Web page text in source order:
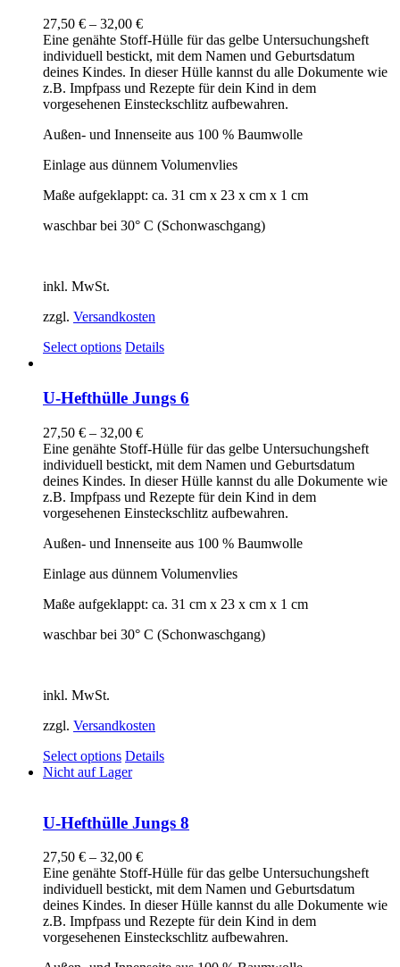
27,50 € – 32,00 €
Eine genähte Stoff-Hülle für das gelbe Untersuchungsheft
individuell bestickt, mit dem Namen und Geburtsdatum
deines Kindes. In dieser Hülle kannst du alle Dokumente wie
z.B. Impfpass und Rezepte für dein Kind in dem
vorgesehenen Einsteckschlitz aufbewahren.
Außen- und Innenseite aus 100 % Baumwolle
Einlage aus dünnem Volumenvlies
Maße aufgeklappt: ca. 31 cm x 23 x cm x 1 cm
waschbar bei 30° C (Schonwaschgang)
inkl. MwSt.
zzgl. Versandkosten
Select options Details
U-Hefthülle Jungs 6
27,50 € – 32,00 €
Eine genähte Stoff-Hülle für das gelbe Untersuchungsheft
individuell bestickt, mit dem Namen und Geburtsdatum
deines Kindes. In dieser Hülle kannst du alle Dokumente wie
z.B. Impfpass und Rezepte für dein Kind in dem
vorgesehenen Einsteckschlitz aufbewahren.
Außen- und Innenseite aus 100 % Baumwolle
Einlage aus dünnem Volumenvlies
Maße aufgeklappt: ca. 31 cm x 23 x cm x 1 cm
waschbar bei 30° C (Schonwaschgang)
inkl. MwSt.
zzgl. Versandkosten
Select options Details
Nicht auf Lager
U-Hefthülle Jungs 8
27,50 € – 32,00 €
Eine genähte Stoff-Hülle für das gelbe Untersuchungsheft
individuell bestickt, mit dem Namen und Geburtsdatum
deines Kindes. In dieser Hülle kannst du alle Dokumente wie
z.B. Impfpass und Rezepte für dein Kind in dem
vorgesehenen Einsteckschlitz aufbewahren.